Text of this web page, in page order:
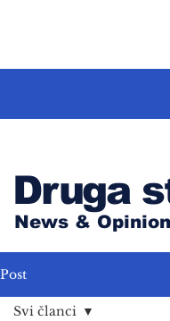
Druga
News &
Post
Svi članci